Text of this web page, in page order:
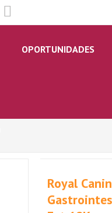
OPORTUNIDADES
Royal Canin